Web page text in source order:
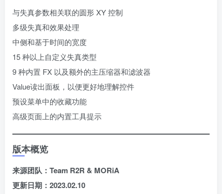
与失真参数相关联的圆形 XY 控制
多级失真和效果处理
中侧和基于时间的宽度
15 种以上自定义失真类型
9 种内置 FX 以及额外的主压缩器和滤波器
Value读出面板，以便更好地理解控件
预设菜单中的收藏功能
高级页面上的内置工具提示
版本概览
来源团队：Team R2R & MORiA
更新日期：2023.02.10